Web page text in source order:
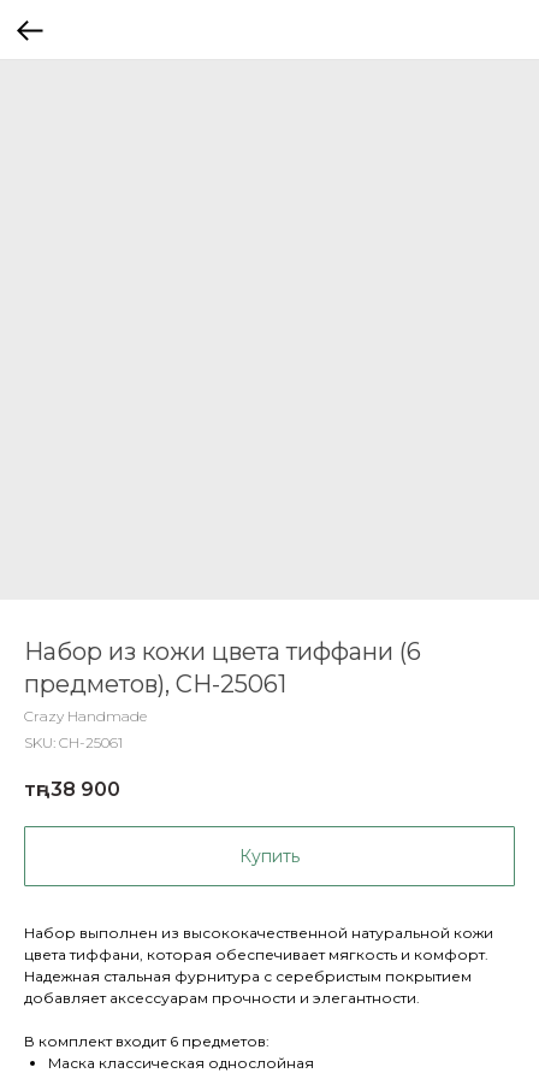
Набор из кожи цвета тиффани (6
предметов), CH-25061
Crazy Handmade
SKU: CH-25061
тңг.38 900
Купить
Набор выполнен из высококачественной натуральной кожи
цвета тиффани, которая обеспечивает мягкость и комфорт.
Надежная стальная фурнитура с серебристым покрытием
добавляет аксессуарам прочности и элегантности.
В комплект входит 6 предметов:
Маска классическая однослойная